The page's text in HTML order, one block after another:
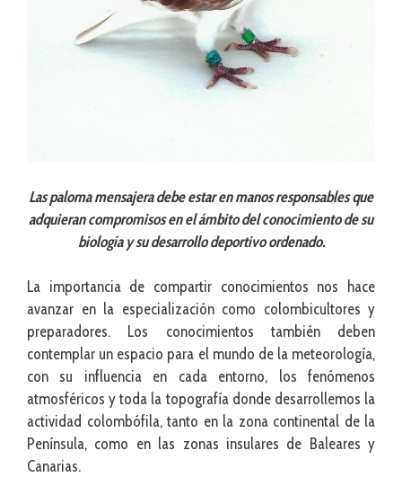
Las paloma mensajera debe estar en manos responsables que
adquieran compromisos en el ámbito del conocimiento de su
biología y su desarrollo deportivo ordenado.
La importancia de compartir conocimientos nos hace
avanzar en la especialización como colombicultores y
preparadores. Los conocimientos también deben
contemplar un espacio para el mundo de la meteorología,
con su influencia en cada entorno, los fenómenos
atmosféricos y toda la topografía donde desarrollemos la
actividad colombófila, tanto en la zona continental de la
Península, como en las zonas insulares de Baleares y
Canarias.